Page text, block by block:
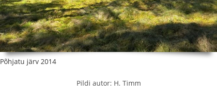
Põhjatu järv 2014
Pildi autor: H. Timm